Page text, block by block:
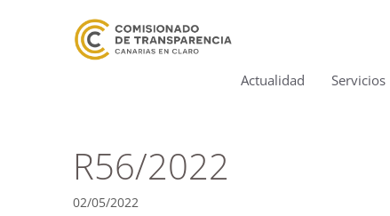
Actualidad Servicios
R56/2022
02/05/2022